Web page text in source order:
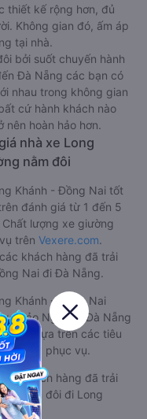
thiết kế rộng hơn, đủ
Không gian đó, ấm áp
tại nhà.
bởi suốt chuyến hành
Đà Nẵng các bạn có
nhau trong không gian
cứ hành khách nào
hoàn hảo hơn.
nhà xe Long
nằm đôi
Khánh - Đồng Nai tốt
đánh giá từ 1 đến 5
lượng xe giường
trên Vexere.com.
khách hàng đã trải
Nai đi Đà Nẵng.
Khánh - Đồng Nai
Bảo Ngọc đi Đà Nẵng
dựa trên các tiêu
lượng phục vụ.
khách hàng đã trải
nằm đôi đi Long